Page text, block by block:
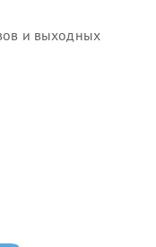
и выходных